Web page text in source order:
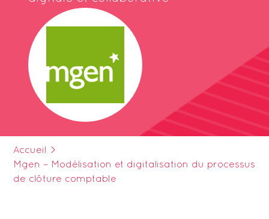
Accueil
>
Mgen – Modélisation et digitalisation du processus
de clôture comptable